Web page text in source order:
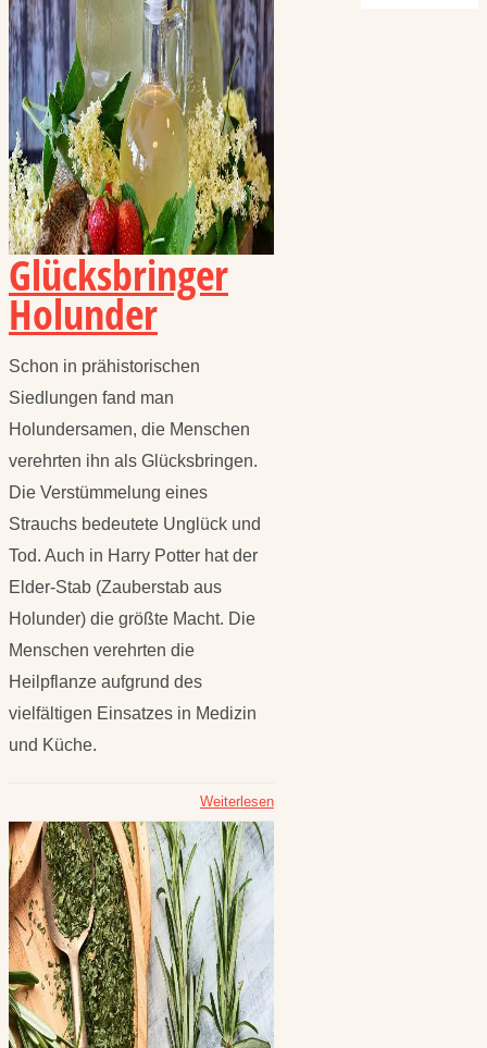
Glücksbringer
Holunder
Schon in prähistorischen
Siedlungen fand man
Holundersamen, die Menschen
verehrten ihn als Glücksbringen.
Die Verstümmelung eines
Strauchs bedeutete Unglück und
Tod. Auch in Harry Potter hat der
Elder-Stab (Zauberstab aus
Holunder) die größte Macht. Die
Menschen verehrten die
Heilpflanze aufgrund des
vielfältigen Einsatzes in Medizin
und Küche.
Weiterlesen